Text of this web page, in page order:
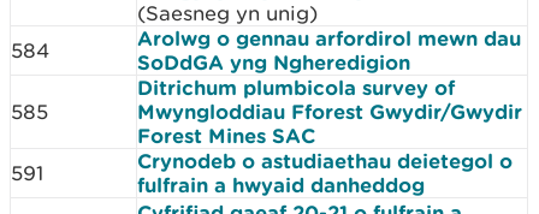
(Saesneg yn unig)
584
Arolwg o gennau arfordirol mewn dau
SoDdGA yng Ngheredigion
585
Ditrichum plumbicola survey of
Mwyngloddiau Fforest Gwydir/Gwydir
Forest Mines SAC
591
Crynodeb o astudiaethau deietegol o
fulfrain a hwyaid danheddog